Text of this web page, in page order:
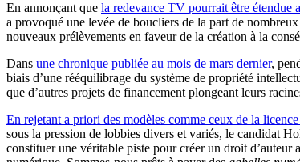
En annonçant que la redevance TV pourrait être étendue
a provoqué une levée de boucliers de la part de
nouveaux prélèvements en faveur de la création à la
Dans une chronique publiée au mois de mars dernier,
biais d’une rééquilibrage du système de propriété
que d’autres projets de financement plongeant leurs
En rejetant a priori des modèles comme ceux de la
sous la pression de lobbies divers et variés, le candidat
constituer une véritable piste pour créer un droit d’auteur